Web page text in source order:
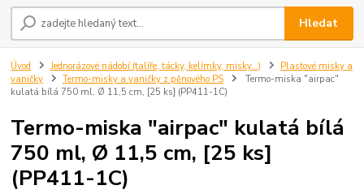
Hledat
Úvod Jednorázové nádobí (talíře, tácky, kelímky, misky...)
Plastové misky a
vaničky
Termo-misky a vaničky z pěnového PS
Termo-miska "airpac"
kulatá bílá 750 ml, Ø 11,5 cm, [25 ks] (PP411-1C)
Termo-miska "airpac" kulatá bílá
750 ml, Ø 11,5 cm, [25 ks]
(PP411-1C)